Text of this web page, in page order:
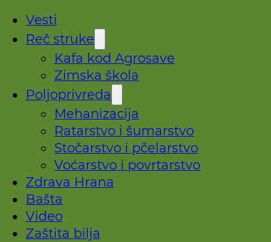
Vesti
Reč struke
Kafa kod Agrosave
Zimska škola
Poljoprivreda
Mehanizacija
Ratarstvo i šumarstvo
Stočarstvo i pčelarstvo
Voćarstvo i povrtarstvo
Zdrava Hrana
Bašta
Video
Zaštita bilja